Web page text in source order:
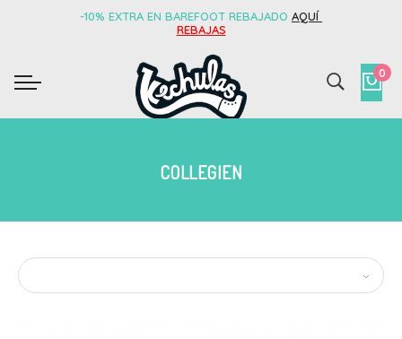
-10% EXTRA EN BAREFOOT REBAJADO AQUÍ
REBAJAS
0
COLLEGIEN